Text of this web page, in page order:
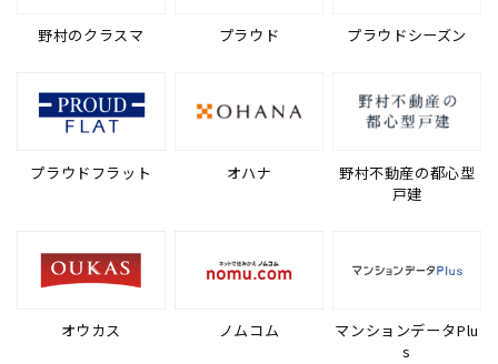
野村のクラスマ プラウド プラウドシーズン
プラウドフラット オハナ
野村不動産の都心型
戸建
オウカス ノムコム
マンションデータPlu
s